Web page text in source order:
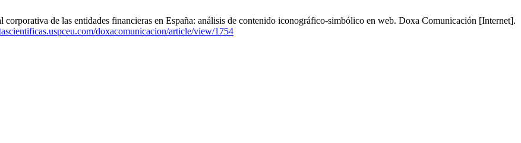
de las entidades financieras en España: análisis de contenido iconográfico-simbólico en web. Doxa Comunicación [Internet].
doxacomunicacion/article/view/1754